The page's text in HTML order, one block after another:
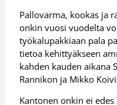
Pallovarma, kookas ja
onkin vuosi vuodelta
työkalupakkiaan pala
tietoa kehittyäkseen
kahden kauden aikana
Rannikon ja Mikko
Kantonen onkin ei